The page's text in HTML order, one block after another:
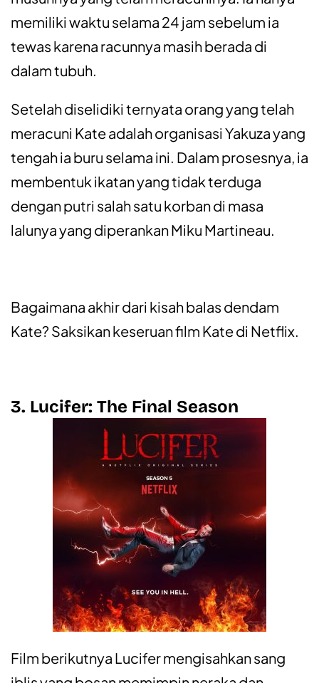
memiliki waktu selama 24 jam sebelum ia
tewas karena racunnya masih berada di
dalam tubuh.
Setelah diselidiki ternyata orang yang telah
meracuni Kate adalah organisasi Yakuza yang
tengah ia buru selama ini. Dalam prosesnya, ia
membentuk ikatan yang tidak terduga
dengan putri salah satu korban di masa
lalunya yang diperankan Miku Martineau.
Bagaimana akhir dari kisah balas dendam
Kate? Saksikan keseruan film Kate di Netflix.
3. Lucifer: The Final Season
Film berikutnya Lucifer mengisahkan sang